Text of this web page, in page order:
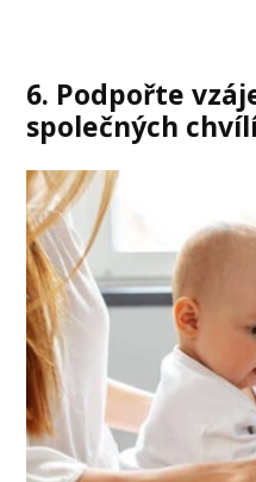
6. Podpořte
společných